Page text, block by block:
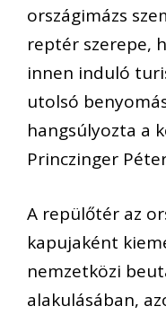
országimázs
reptér szerepe,
innen induló
utolsó
hangsúlyozta a
Princzinger
A repülőtér az
kapujaként
nemzetközi
alakulásában,